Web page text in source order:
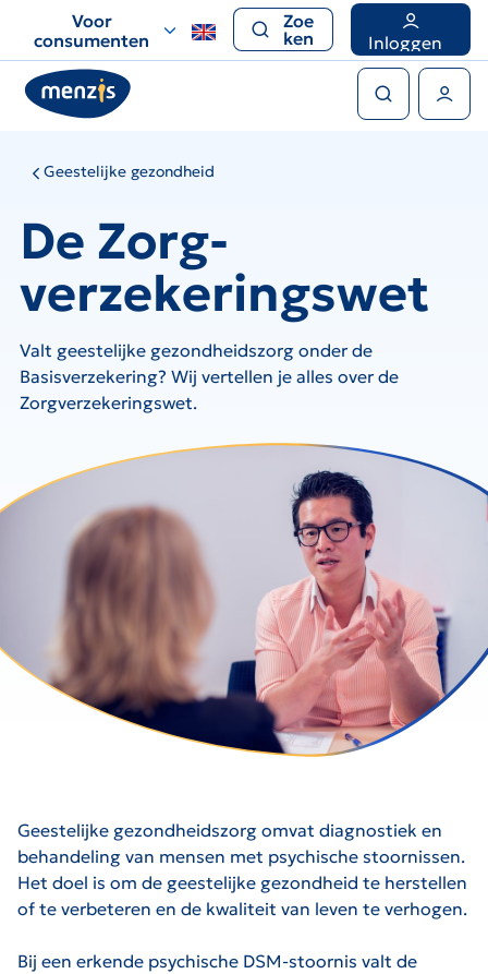
voor
snelle
navigatie
Voor
consumenten
Zoe
ken
Inloggen
Geestelijke gezondheid
De Zorg-
verzekeringswet
Valt geestelijke gezondheidszorg onder de
Basisverzekering? Wij vertellen je alles over de
Zorgverzekeringswet.
Geestelijke gezondheidszorg omvat diagnostiek en
behandeling van mensen met psychische stoornissen.
Het doel is om de geestelijke gezondheid te herstellen
of te verbeteren en de kwaliteit van leven te verhogen.
Bij een erkende psychische DSM-stoornis valt de